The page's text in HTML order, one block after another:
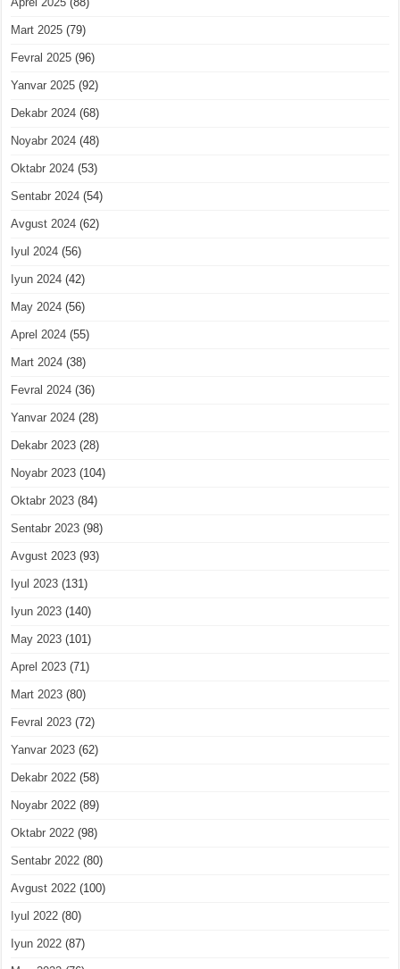
Mart 2025 (79)
Fevral 2025 (96)
Yanvar 2025 (92)
Dekabr 2024 (68)
Noyabr 2024 (48)
Oktabr 2024 (53)
Sentabr 2024 (54)
Avgust 2024 (62)
Iyul 2024 (56)
Iyun 2024 (42)
May 2024 (56)
Aprel 2024 (55)
Mart 2024 (38)
Fevral 2024 (36)
Yanvar 2024 (28)
Dekabr 2023 (28)
Noyabr 2023 (104)
Oktabr 2023 (84)
Sentabr 2023 (98)
Avgust 2023 (93)
Iyul 2023 (131)
Iyun 2023 (140)
May 2023 (101)
Aprel 2023 (71)
Mart 2023 (80)
Fevral 2023 (72)
Yanvar 2023 (62)
Dekabr 2022 (58)
Noyabr 2022 (89)
Oktabr 2022 (98)
Sentabr 2022 (80)
Avgust 2022 (100)
Iyul 2022 (80)
Iyun 2022 (87)